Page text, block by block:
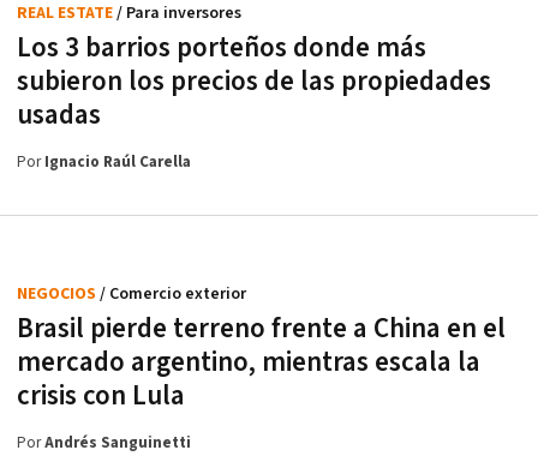
Los 3 barrios porteños donde más
subieron los precios de las propiedades
usadas
REAL ESTATE/ Para inversores
PorIgnacio Raúl Carella
Brasil pierde terreno frente a China en el
mercado argentino, mientras escala la
crisis con Lula
NEGOCIOS / Comercio exterior
PorAndrés Sanguinetti